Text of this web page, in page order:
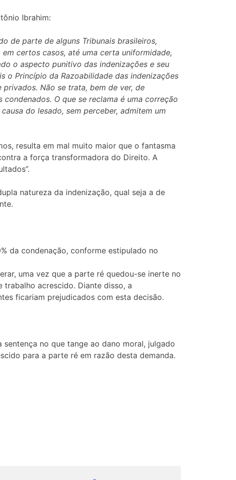
Ibrahim:
de parte de alguns Tribunais brasileiros,
certos casos, até uma certa uniformidade,
o aspecto punitivo das indenizações e seu
o Princípio da Razoabilidade das indenizações
Não se trata, bem de ver, de
O que se reclama é uma correção
do lesado, sem perceber, admitem um
resulta em mal muito maior que o fantasma
a força transformadora do Direito. A
natureza da indenização, qual seja a de
da condenação, conforme estipulado no
uma vez que a parte ré quedou-se inerte no
acrescido. Diante disso, a
ficariam prejudicados com esta decisão.
no que tange ao dano moral, julgado
para a parte ré em razão desta demanda.